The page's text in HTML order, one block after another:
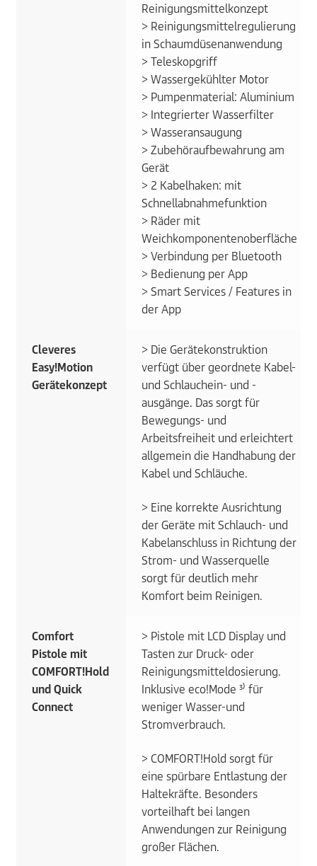
Reinigungsmittelkonzept
> Reinigungsmittelregulierung
in Schaumdüsenanwendung
> Teleskopgriff
> Wassergekühlter Motor
> Pumpenmaterial: Aluminium
> Integrierter Wasserfilter
> Wasseransaugung
> Zubehöraufbewahrung am
Gerät
> 2 Kabelhaken: mit
Schnellabnahmefunktion
> Räder mit
Weichkomponentenoberfläche
> Verbindung per Bluetooth
> Bedienung per App
> Smart Services / Features in
der App
Cleveres
Easy!Motion
Gerätekonzept
> Die Gerätekonstruktion
verfügt über geordnete Kabel-
und Schlauchein- und -
ausgänge. Das sorgt für
Bewegungs- und
Arbeitsfreiheit und erleichtert
allgemein die Handhabung der
Kabel und Schläuche.
> Eine korrekte Ausrichtung
der Geräte mit Schlauch- und
Kabelanschluss in Richtung der
Strom- und Wasserquelle
sorgt für deutlich mehr
Komfort beim Reinigen.
Comfort
Pistole mit
COMFORT!Hold
und Quick
Connect
> Pistole mit LCD Display und
Tasten zur Druck- oder
Reinigungsmitteldosierung.
Inklusive eco!Mode ³⁾ für
weniger Wasser-und
Stromverbrauch.
> COMFORT!Hold sorgt für
eine spürbare Entlastung der
Haltekräfte. Besonders
vorteilhaft bei langen
Anwendungen zur Reinigung
großer Flächen.